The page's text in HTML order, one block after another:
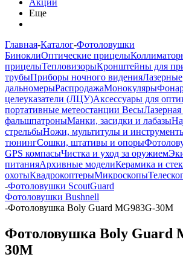
Акции
Еще
Главная-Каталог-Фотоловушки
БиноклиОптические прицелы
прицелыТепловизорыКронштейны для
трубыПриборы ночного виденияЛазерные
дальномерыРаспродажаМонокуляры
целеуказатели (ЛЦУ)Аксессуары для
портативные метеостанции Весы
фальшпатроныМанки, засидки и лабазы
стрельбыНожи, мультитулы и
тюнингСошки, штативы и опоры
GPS компасыЧистка и уход за оружием
питанияАрхивные моделиКерамика и
охотыКвадрокоптерыМикроскопы
-Фотоловушки ScoutGuard
Фотоловушки Bushnell
-Фотоловушка Boly Guard MG983G-30M
Фотоловушка Boly Guard
30M